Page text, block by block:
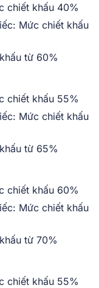
chiết khấu 40%
Mức chiết khấu
từ 60%
chiết khấu 55%
Mức chiết khấu
từ 65%
chiết khấu 60%
Mức chiết khấu
từ 70%
chiết khấu 55%